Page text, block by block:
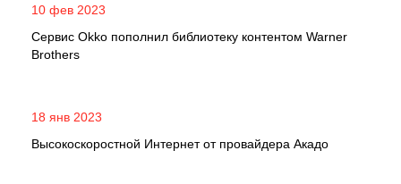
10 фев 2023
Сервис Okko пополнил библиотеку контентом Warner
Brothers
18 янв 2023
Высокоскоростной Интернет от провайдера Акадо